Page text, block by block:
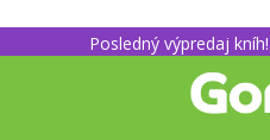
Posledný výpredaj